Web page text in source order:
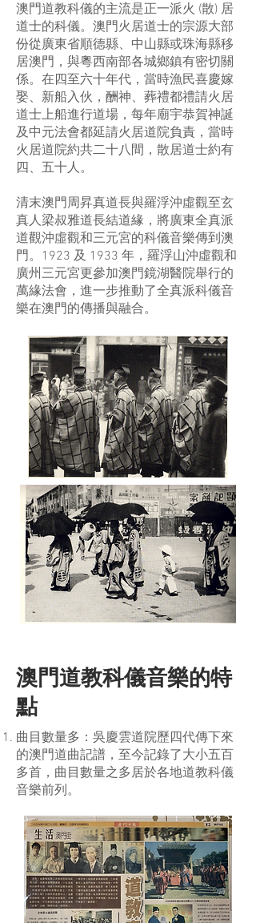
澳門道教科儀的主流是正一派火 (散) 居
道士的科儀。澳門火居道士的宗源大部
份從廣東省順德縣、中山縣或珠海縣移
居澳門，與粵西南部各城鄉鎮有密切關
係。在四至六十年代，當時漁民喜慶嫁
娶、新船入伙，酬神、葬禮都禮請火居
道士上船進行道場，每年廟宇恭賀神誕
及中元法會都延請火居道院負責，當時
火居道院約共二十八間，散居道士約有
四、五十人。
清末澳門周昇真道長與羅浮沖虛觀至玄
真人梁叔雅道長結道緣，將廣東全真派
道觀沖虛觀和三元宮的科儀音樂傳到澳
門。1923 及 1933 年，羅浮山沖虛觀和
廣州三元宮更參加澳門鏡湖醫院舉行的
萬緣法會，進一步推動了全真派科儀音
樂在澳門的傳播與融合。
澳門道教科儀音樂的特
點
曲目數量多：吳慶雲道院歷四代傳下來
的澳門道曲記譜，至今記錄了大小五百
多首，曲目數量之多居於各地道教科儀
音樂前列。